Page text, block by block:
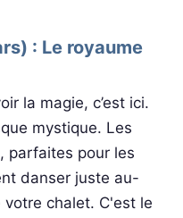
: Le royaume
la magie, c’est ici.
mystique. Les
parfaites pour les
danser juste au-
chalet. C'est le